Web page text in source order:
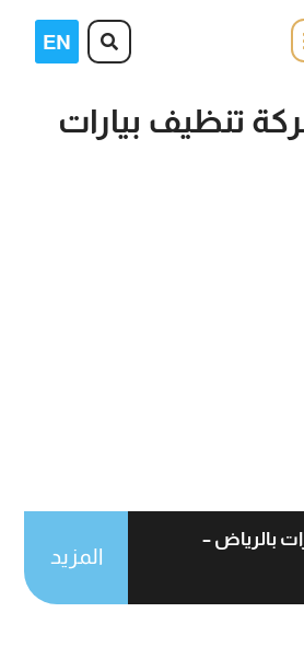
تنظيف بيارات
بالرياض –
المزيد